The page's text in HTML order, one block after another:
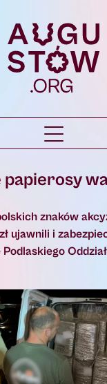
papierosy
znaków
ujawnili i